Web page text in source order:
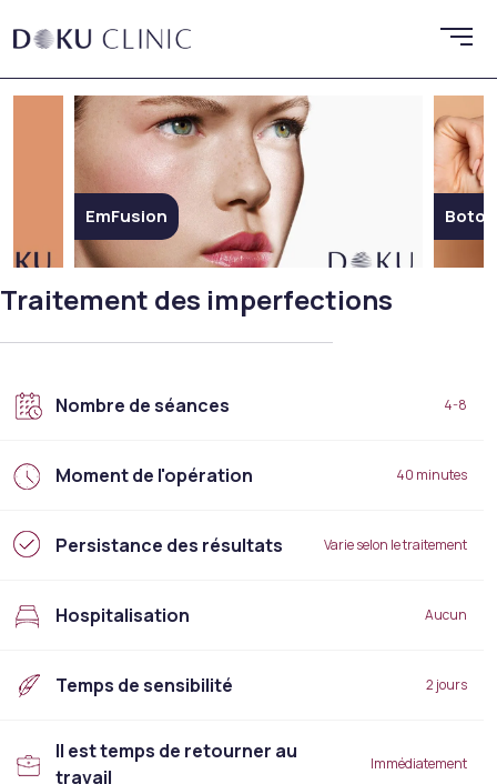
EmFusion Botox
Traitement des imperfections
Nombre de séances 4-8
Moment de l'opération 40 minutes
Persistance des résultats Varie selon le traitement
Hospitalisation Aucun
Temps de sensibilité 2 jours
Il est temps de retourner au
travail
Immédiatement